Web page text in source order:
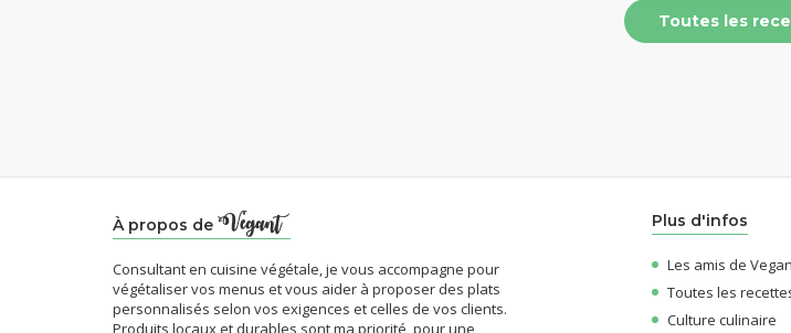
Toutes les
À propos de
Consultant en cuisine végétale, je vous accompagne pour
végétaliser vos menus et vous aider à proposer des plats
personnalisés selon vos exigences et celles de vos clients.
Produits locaux et durables sont ma priorité, pour une
Plus d'infos
Les amis de
Toutes les
Culture culinaire